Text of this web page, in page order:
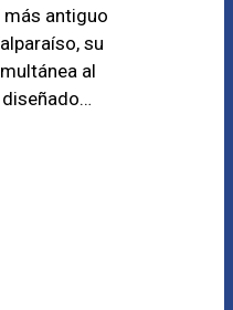
antiguo
su
al